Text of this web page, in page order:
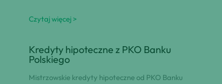
Czytaj więcej >
Kredyty hipoteczne z PKO Banku
Polskiego
Mistrzowskie kredyty hipoteczne od PKO Banku